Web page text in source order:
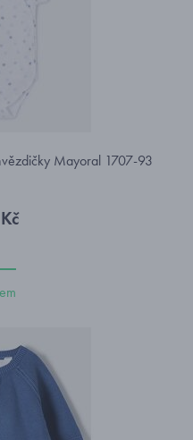
Mayoral 1707-93